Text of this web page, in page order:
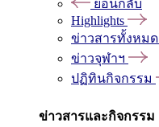
ย้อนกลับ
Highlights
ข่าวสารทั้งหมด
ข่าวจุฬาฯ
ปฏิทินกิจกรรม
ข่าวสารและกิจกรรม